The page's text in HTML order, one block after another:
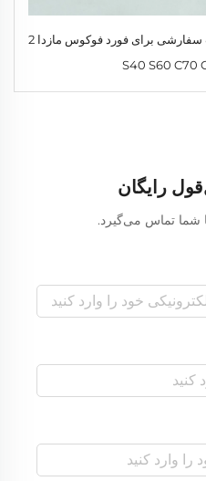
مجمع کاهش‌دهنده جلو سمت راست سفارشی برای فورد فوکوس مازدا 2
رایگان
شما تماس می‌گیرد.